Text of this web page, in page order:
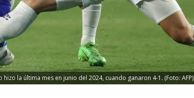
la última mes en junio del 2024, cuando ganaron 4-1. (Foto: AFP)